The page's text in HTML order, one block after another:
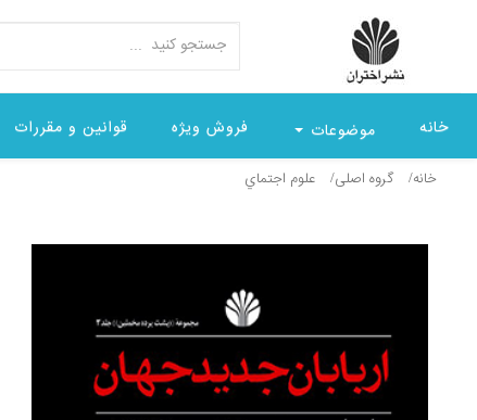
خانه موضوعات فروش ویژه قوانین و مقررات
خانه گروه اصلی علوم اجتماي